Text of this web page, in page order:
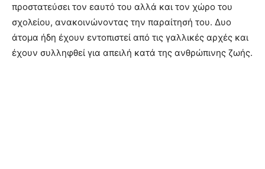
προστατεύσει τον εαυτό του αλλά και τον χώρο του
σχολείου, ανακοινώνοντας την παραίτησή του. Δυο
άτομα ήδη έχουν εντοπιστεί από τις γαλλικές αρχές και
έχουν συλληφθεί για απειλή κατά της ανθρώπινης ζωής.